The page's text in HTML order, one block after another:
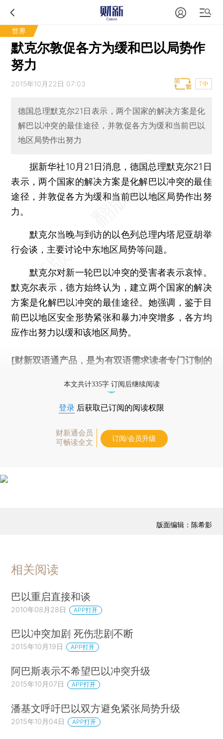
世界
默克尔敦促各方为缓和巴以局势作
努力
2015年10月22日 07:03 T中
德国总理默克尔21日表示，两个国家的解决方案是化
解巴以冲突的最佳途径，并敦促各方为缓和当前巴以
地区局势作出努力
据新华社10月21日消息，德国总理默克尔21日
表示，两个国家的解决方案是化解巴以冲突的最佳
途径，并敦促各方为缓和当前巴以地区局势作出努
力。
默克尔当晚与到访的以色列总理内塔尼亚胡举
行会谈，主要讨论中东地区局势等问题。
默克尔对新一轮巴以冲突的受害者表示哀悼。
默克尔表示，德方始终认为，建立两个国家的解决
方案是化解巴以冲突的最佳途径。她强调，鉴于目
前巴以地区安全形势紧张和暴力冲突增多，各方均
应作出努力以缓和该地区局势。
[财新双语通产品，是为有双语需求读者专门订制的
本文共计335字 订阅后继续阅读
登录 后获取已订阅的阅读权限
财新通会员
可畅读全文
订阅/会员升级
版面编辑：陈希影
相关阅读
巴以重启直接和谈
2010年08月28日 APP打开
巴以冲突加剧 死伤悲剧不断
2015年10月19日 APP打开
阿巴斯表示不希望巴以冲突升级
2015年10月07日 APP打开
潘基文呼吁巴以双方避免紧张局势升级
2015年10月04日 APP打开